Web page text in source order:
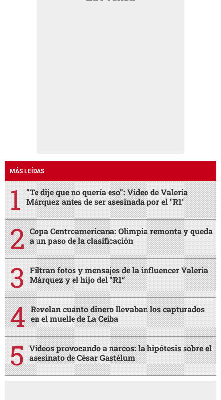
MÁS LEÍDAS
“Te dije que no quería eso”: Video de Valeria
Márquez antes de ser asesinada por el "R1"
Copa Centroamericana: Olimpia remonta y queda
a un paso de la clasificación
Filtran fotos y mensajes de la influencer Valeria
Márquez y el hijo del “R1”
Revelan cuánto dinero llevaban los capturados
en el muelle de La Ceiba
Videos provocando a narcos: la hipótesis sobre el
asesinato de César Gastélum